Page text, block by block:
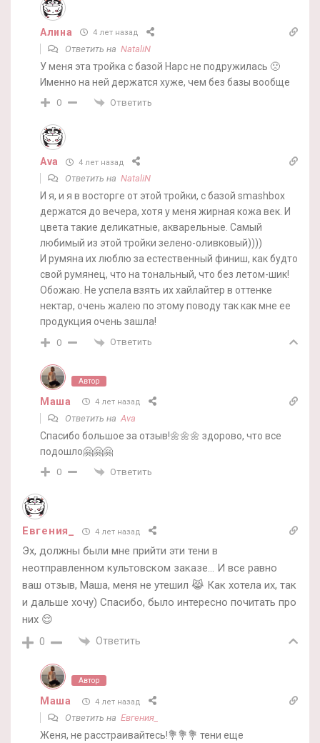
Алина 4 лет назад
Ответить на NataliN
У меня эта тройка с базой Нарс не подружилась 🙁
Именно на ней держатся хуже, чем без базы вообще
0 Ответить
Ava 4 лет назад
Ответить на NataliN
И я, и я в восторге от этой тройки, с базой smashbox
держатся до вечера, хотя у меня жирная кожа век. И
цвета такие деликатные, акварельные. Самый
любимый из этой тройки зелено-оливковый))))
И румяна их люблю за естественный финиш, как будто
свой румянец, что на тональный, что без летом-шик!
Обожаю. Не успела взять их хайлайтер в оттенке
нектар, очень жалею по этому поводу так как мне ее
продукция очень зашла!
0 Ответить
Автор
Маша 4 лет назад
Ответить на Ava
Спасибо большое за отзыв!🌼🌼🌼 здорово, что все
подошло🤗🤗🤗
0 Ответить
Евгения_ 4 лет назад
Эх, должны были мне прийти эти тени в
неотправленном культовском заказе… И все равно
ваш отзыв, Маша, меня не утешил 😹 Как хотела их, так
и дальше хочу) Спасибо, было интересно почитать про
них 😌
0 Ответить
Автор
Маша 4 лет назад
Ответить на Евгения_
Женя, не расстраивайтесь!💐💐💐 тени еще